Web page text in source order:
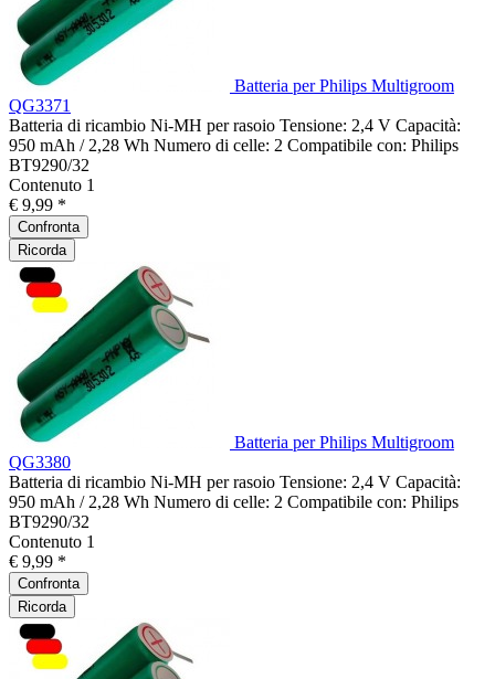
Batteria per Philips Multigroom
QG3371
Batteria di ricambio Ni-MH per rasoio Tensione: 2,4 V Capacità:
950 mAh / 2,28 Wh Numero di celle: 2 Compatibile con: Philips
BT9290/32
Contenuto 1
€ 9,99 *
Confronta
Ricorda
Batteria per Philips Multigroom
QG3380
Batteria di ricambio Ni-MH per rasoio Tensione: 2,4 V Capacità:
950 mAh / 2,28 Wh Numero di celle: 2 Compatibile con: Philips
BT9290/32
Contenuto 1
€ 9,99 *
Confronta
Ricorda